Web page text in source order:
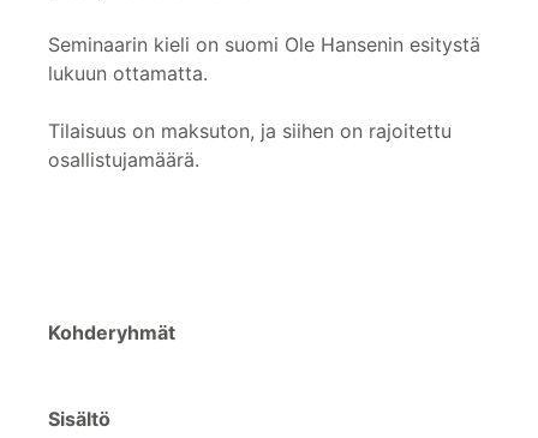
Seminaarin kieli on suomi Ole Hansenin esitystä
lukuun ottamatta.
Tilaisuus on maksuton, ja siihen on rajoitettu
osallistujamäärä.
Kohderyhmät
Sisältö